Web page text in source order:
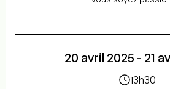
20 avril 2025 - 21
13h30